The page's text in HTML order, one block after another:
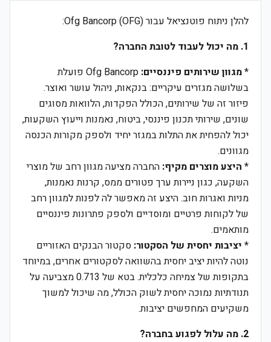
להלן ניתוח פוטנציאל עבור Ofg Bancorp (OFG):
1. מה יכול לעבוד לטובת החברה?
*מגוון שירותים פיננסיים:
Ofg Bancorp פועלת
בשלושה מגזרים עיקריים: בנקאות, ניהול עושר ואוצר.
פיזור זה של שירותים, הכולל הפקדות, הלוואות מסוגים
שונים, שירותי תכנון פיננסי, ביטוח, נאמנות וייעוץ השקעות,
יכול להפחית את התלות במגזר יחיד ולספק מקורות הכנסה
מגוונים.
* היצע מוצרים מקיף: החברה מציעה מגוון רחב של מוצרי
השקעה, כגון ניירות ערך פטורים ממס, קרנות נאמנות,
מניות ואגרות חוב. היצע זה מאפשר לה לפנות למגוון רחב
של לקוחות פרטיים ומוסדיים ולספק פתרונות פיננסיים
מותאמים.
* יציבות יחסית של הסקטור: סקטור הבנקים האזוריים
נוטה להיות יציב יחסית בהשוואה לסקטורים אחרים, במיוחד
בתקופות של צמיחה כלכלית. בטא של 0.713 מצביעה על
תנודתיות נמוכה יחסית לשוק הכולל, מה שיכול למשוך
משקיעים המחפשים יציבות.
2. מה עלול לפגוע בחברה?